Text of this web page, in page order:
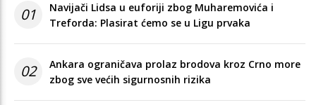
01
Navijači Lidsa u euforiji zbog Muharemovića i
Treforda: Plasirat ćemo se u Ligu prvaka
02
Ankara ograničava prolaz brodova kroz Crno more
zbog sve većih sigurnosnih rizika